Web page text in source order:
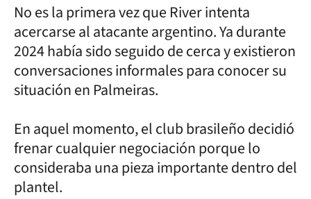
No es la primera vez que River intenta
acercarse al atacante argentino. Ya durante
2024 había sido seguido de cerca y existieron
conversaciones informales para conocer su
situación en Palmeiras.
En aquel momento, el club brasileño decidió
frenar cualquier negociación porque lo
consideraba una pieza importante dentro del
plantel.